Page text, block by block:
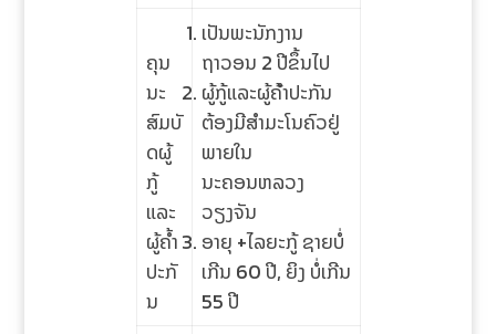
ຄຸນ
ນະ
ສົມບັ
ດຜູ້
ກູ້
ແລະ
ຜູ້ຄໍ້າ
ປະກັ
ນ
ເປັນພະນັກງານ
ຖາວອນ 2 ປີຂຶ້ນໄປ
ຜູ້ກູ້ແລະຜູ້ຄ້ໍາປະກັນ
ຕ້ອງມີສໍາມະໂນຄົວຢູ່
ພາຍໃນ
ນະຄອນຫລວງ
ວຽງຈັນ
ອາຍຸ +ໄລຍະກູ້ ຊາຍບໍ່
ເກີນ 60 ປີ, ຍິງ ບໍ່ເກີນ
55 ປີ